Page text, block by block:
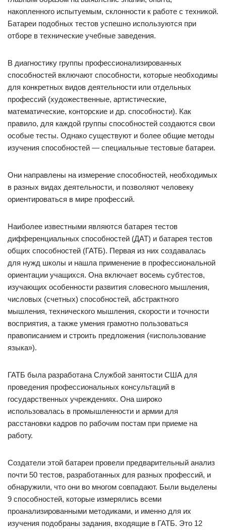
накопленного испытуемым, склонности к работе с техникой.
Батареи подобных тестов успешно используются при
отборе в технические учебные заведения.
В диагностику группы профессионализированных
способностей включают способности, которые необходимы
для конкретных видов деятельности или отдельных
профессий (художественные, артистические,
математические, конторские и др. способности). Как
правило, для каждой группы способностей создаются свои
особые тесты. Однако существуют и более общие методы
изучения способностей — специальные тестовые батареи.
Они направлены на измерение способностей, необходимых
в разных видах деятельности, и позволяют человеку
ориентироваться в мире профессий.
Наиболее известными являются батарея тестов
дифференциальных способностей (ДАТ) и батарея тестов
общих способностей (ГАТБ). Первая из них создавалась
для нужд школы и нашла применение в профессиональной
ориентации учащихся. Она включает восемь субтестов,
изучающих особенности развития словесного мышления,
числовых (счетных) способностей, абстрактного
мышления, технического мышления, скорости и точности
восприятия, а также умения грамотно пользоваться
правописанием и строить предложения («использование
языка»).
ГАТБ была разработана Службой занятости США для
проведения профессиональных консультаций в
государственных учреждениях. Она широко
использовалась в промышленности и армии для
расстановки кадров по рабочим постам при приеме на
работу.
Создатели этой батареи провели предварительный анализ
почти 50 тестов, разработанных для разных профессий, и
обнаружили, что они во многом совпадают. Были выделены
9 способностей, которые измерялись всеми
проанализированными методиками, и именно для их
изучения подобраны задания, входящие в ГАТБ. Это 12